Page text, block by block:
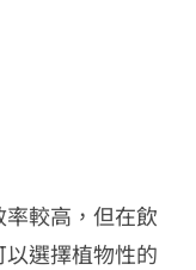
較高，但在飲
選擇植物性的